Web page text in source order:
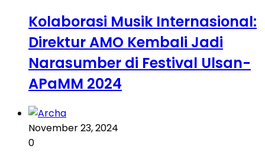
Kolaborasi Musik Internasional:
Direktur AMO Kembali Jadi
Narasumber di Festival Ulsan-
APaMM 2024
November 23, 2024
0